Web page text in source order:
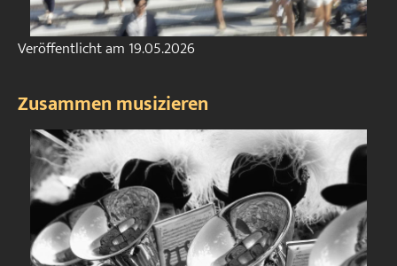
Veröffentlicht am 19.05.2026
Zusammen musizieren